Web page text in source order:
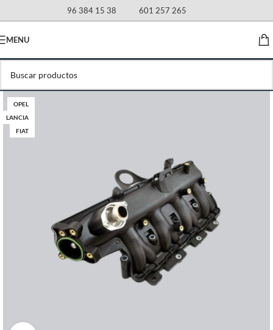
96 384 15 38 601 257 265
MENU
OPEL
LANCIA
FIAT